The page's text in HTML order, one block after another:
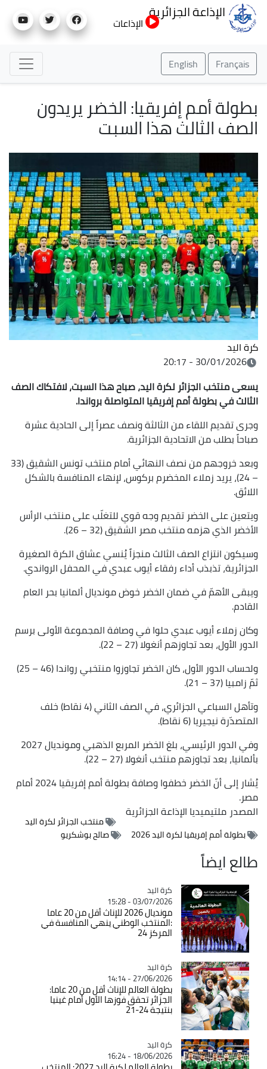
إلى
الإذاعة الجزائرية
الإذاعات
Français
English
بطولة أمم إفريقيا: الخضر يريدون
الصف الثالث هذا السبت
كرة اليد
30/01/2026 - 20:17
يسعى منتخب الجزائر لكرة اليد، صباح هذا السبت، لافتكاك الصف
الثالث في بطولة أمم إفريقيا المتواصلة برواندا.
وجرى تقديم اللقاء من الثالثة ونصف عصراً إلى الحادية عشرة
صباحاً بطلب من الاتحادية الجزائرية.
وبعد خروجهم من نصف النهائي أمام منتخب تونس الشقيق (33
– 24)، يريد زملاء المخضرم بركوس، لإنهاء المنافسة بالشكل
اللائق.
ويتعين على الخضر تقديم وجه قوي للتغلّب على منتخب الرأس
الأخضر الذي هزمه منتخب مصر الشقيق (32 – 26).
وسيكون انتزاع الصف الثالث منجزاً يُنسي عشاق الكرة الصغيرة
الجزائرية، تذبذب أداء رفقاء أيوب عبدي في المحفل الرواندي.
ويبقى الأهمّ في ضمان الخضر خوض مونديال ألمانيا بحر العام
القادم.
وكان زملاء أيوب عبدي حلوا في وصافة المجموعة الأولى برسم
الدور الأول، بعد تجاوزهم أنغولا (27 – 22).
ولحساب الدور الأول، كان الخضر تجاوزوا منتخبي رواندا (46 – 25)
ثمّ زامبيا (37 – 21).
وتأهل السباعي الجزائري، في الصف الثاني (4 نقاط) خلف
المتصدّرة نيجيريا (6 نقاط).
وفي الدور الرئيسي، بلغ الخضر المربع الذهبي ومونديال 2027
بألمانيا، بعد تجاوزهم منتخب أنغولا (27 – 22).
يُشار إلى أنّ الخضر خطفوا وصافة بطولة أمم إفريقيا 2024 أمام
مصر.
المصدرملتيميديا الإذاعة الجزائرية
منتخب الجزائر لكرة اليد
بطولة أمم إفريقيا لكرة اليد 2026
صالح بوشكريو
طالع ايضاً
Catégorie
كرة اليد
03/07/2026 - 15:28
مونديال 2026 للإناث أقل من 20 عاما
:المنتخب الوطني ينهي المنافسة في
المركز 24
Catégorie
كرة اليد
27/06/2026 - 14:14
بطولة العالم للإناث أقل من 20 عاما:
الجزائر تحقق فوزها الأول أمام غينيا
بنتيجة 24-21
Catégorie
كرة اليد
18/06/2026 - 16:24